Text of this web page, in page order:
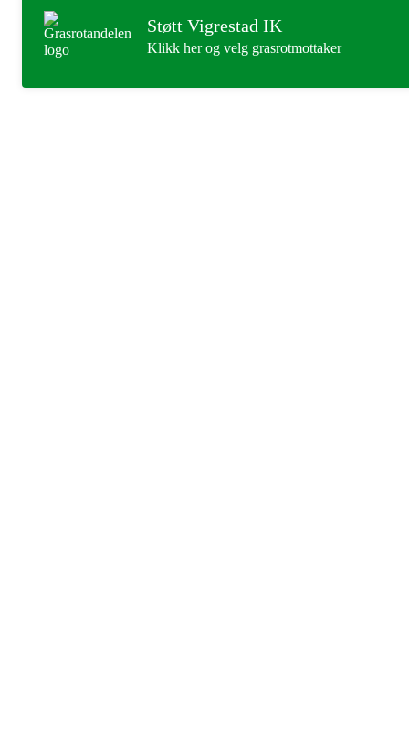
Støtt Vigrestad IK
Klikk her og velg grasrotmottaker